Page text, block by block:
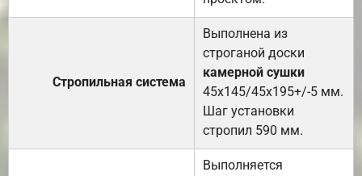
Стропильная система
Выполнена из
строганой доски
камерной сушки
45х145/45х195+/-5 мм.
Шаг установки
стропил 590 мм.
Выполняется